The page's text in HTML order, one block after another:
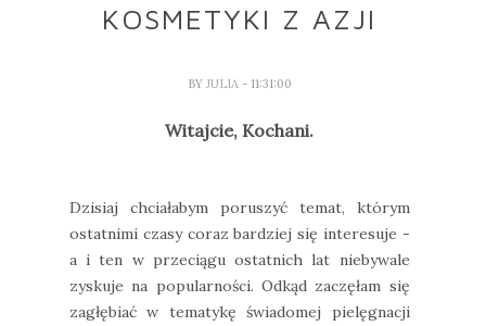
KOSMETYKI Z AZJI
BY JULIA - 11:31:00
Witajcie, Kochani.
Dzisiaj chciałabym poruszyć temat, którym
ostatnimi czasy coraz bardziej się interesuje -
a i ten w przeciągu ostatnich lat niebywale
zyskuje na popularności. Odkąd zaczęłam się
zagłębiać w tematykę świadomej pielęgnacji